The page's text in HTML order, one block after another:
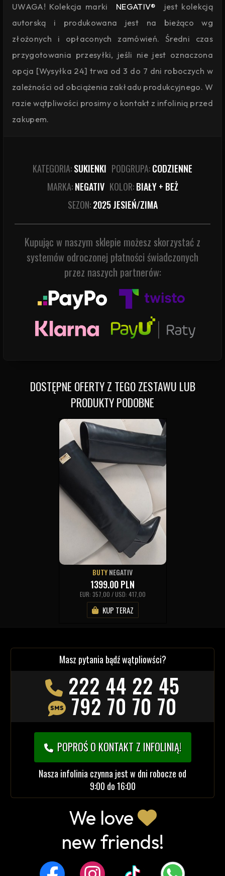
UWAGA! Kolekcja marki NEGATIV®
jest kolekcją
autorską i produkowana jest na bieżąco wg
złożonych i opłaconych zamówień. Średni czas
przygotowania przesyłki, jeśli nie jest oznaczona
opcja [Wysyłka 24] trwa od 3 do 7 dni roboczych w
zależności od obciążenia zakładu produkcyjnego. W
razie wątpliwości prosimy o kontakt z infolinią przed
zakupem.
KATEGORIA:SUKIENKI PODGRUPA:CODZIENNE
MARKA:NEGATIV KOLOR:BIAŁY + BEŻ
SEZON:2025 JESIEŃ/ZIMA
Kupując w naszym sklepie możesz skorzystać z
systemów odroczonej płatności świadczonych
przez naszych partnerów:
DOSTĘPNE OFERTY Z TEGO ZESTAWU LUB
PRODUKTY PODOBNE
BUTYNEGATIV
1399.00PLN
EUR: 357,00 / USD: 417,00
KUP TERAZ
Masz pytania bądź wątpliowści?
222 44 22 45
792 70 70 70
POPROŚ O KONTAKT Z INFOLINIĄ!
Nasza infolinia czynna jest w dni robocze od
9:00 do 16:00
We love
new friends!